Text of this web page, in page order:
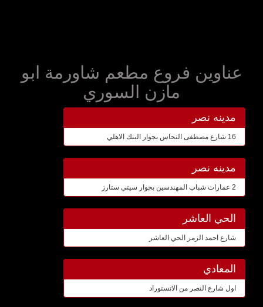
عناوين فروع مطعم شاورمة ابو
مازن السوري
مدينه نصر
16 شارع مصطفى النحاس بجوار البنك الاهلي
مدينه نصر
2 عمارات شباب المهندسين بجوار سيتي ستارز
الحي العاشر
شارع احمد الزمر الحي العاشر
المعادي
اول شارع النصر من الاتستوراد